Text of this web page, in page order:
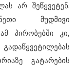
არ შეწყვეტენ.
მუდმივი
პირობებში კი,
გატარების